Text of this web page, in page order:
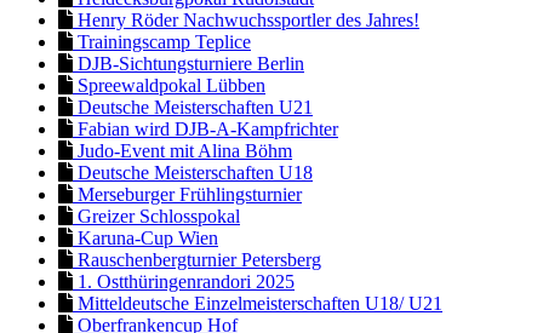
Henry Röder Nachwuchssportler des Jahres!
Trainingscamp Teplice
DJB-Sichtungsturniere Berlin
Spreewaldpokal Lübben
Deutsche Meisterschaften U21
Fabian wird DJB-A-Kampfrichter
Judo-Event mit Alina Böhm
Deutsche Meisterschaften U18
Merseburger Frühlingsturnier
Greizer Schlosspokal
Karuna-Cup Wien
Rauschenbergturnier Petersberg
1. Ostthüringenrandori 2025
Mitteldeutsche Einzelmeisterschaften U18/ U21
Oberfrankencup Hof